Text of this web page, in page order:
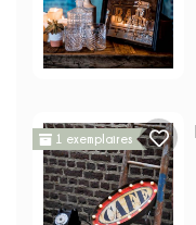
1 exemplaires